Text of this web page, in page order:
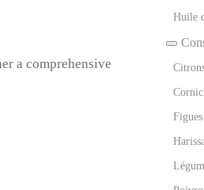
a comprehensive
Huile
🥒
Figues